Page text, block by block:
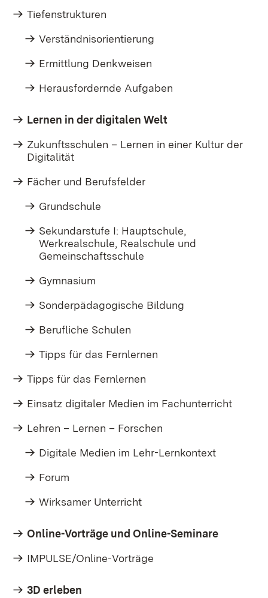
Tiefenstrukturen
Verständnisorientierung
Ermittlung Denkweisen
Herausfordernde Aufgaben
Lernen in der digitalen Welt
Zukunftsschulen – Lernen in einer Kultur der
Digitalität
Fächer und Berufsfelder
Grundschule
Sekundarstufe I: Hauptschule,
Werkrealschule, Realschule und
Gemeinschaftsschule
Gymnasium
Sonderpädagogische Bildung
Berufliche Schulen
Tipps für das Fernlernen
Tipps für das Fernlernen
Einsatz digitaler Medien im Fachunterricht
Lehren – Lernen – Forschen
Digitale Medien im Lehr-Lernkontext
Forum
Wirksamer Unterricht
Online-Vorträge und Online-Seminare
IMPULSE/Online-Vorträge
3D erleben